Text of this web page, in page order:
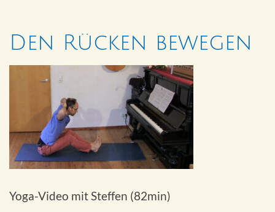
Den Rücken bewegen
Yoga-Video mit Steffen (82min)